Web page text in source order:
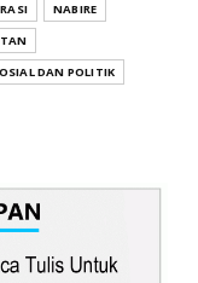
NABIRE
DAN POLITIK